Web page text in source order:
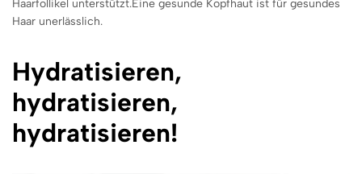
Haarfollikel unterstützt.Eine gesunde Kopfhaut ist für gesundes
Haar unerlässlich.
Hydratisieren,
hydratisieren,
hydratisieren!